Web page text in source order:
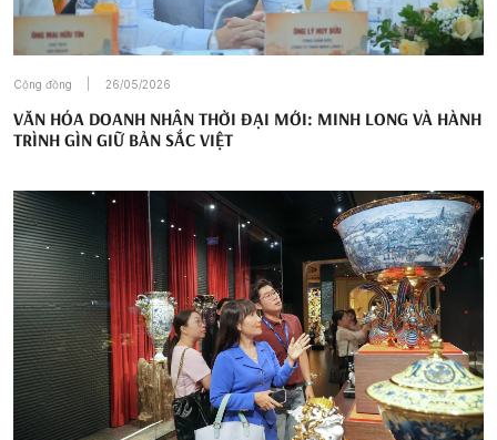
Cộng đồng 26/05/2026
VĂN HÓA DOANH NHÂN THỜI ĐẠI MỚI: MINH LONG VÀ HÀNH
TRÌNH GÌN GIỮ BẢN SẮC VIỆT